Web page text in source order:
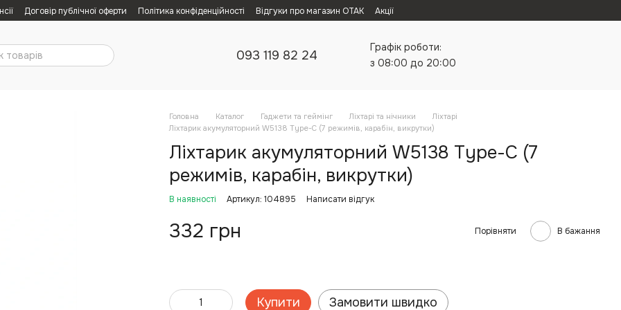
Договір публічної оферти Політика конфіденційності Відгуки про магазин ОТАК Акції
093 119 82 24
Графік роботи:
з 08:00 до 20:00
Головна Каталог Гаджети та геймінг Ліхтарі та нічники
Ліхтарі
Ліхтарик акумуляторний W5138 Type-C (7 режимів, карабін, викрутки)
Ліхтарик акумуляторний W5138 Type-C (7
режимів, карабін, викрутки)
В наявності Артикул: 104895 Написати відгук
332 грн Порівняти В бажання
Купити Замовити швидко